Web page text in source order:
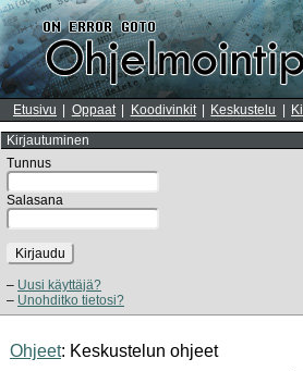
Etusivu Oppaat Koodivinkit Keskustelu
Kirjautuminen
Tunnus
Salasana
Kirjaudu
Uusi käyttäjä?
Unohditko tietosi?
Ohjeet: Keskustelun ohjeet